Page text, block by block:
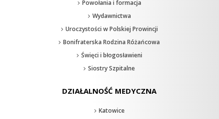
Powołania i formacja
Wydawnictwa
Uroczystości w Polskiej Prowincji
Bonifraterska Rodzina Różańcowa
Święci i błogosławieni
Siostry Szpitalne
DZIAŁALNOŚĆ MEDYCZNA
Katowice